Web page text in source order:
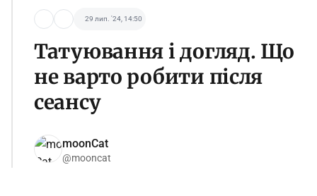
29 лип. '24, 14:50
Татуювання і догляд. Що
не варто робити після
сеансу
moonCat
@mooncat